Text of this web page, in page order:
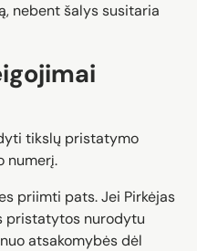
nebent šalys susitaria
tikslų pristatymo
numerį.
priimti pats. Jei Pirkėjas
pristatytos nurodytu
atsakomybės dėl